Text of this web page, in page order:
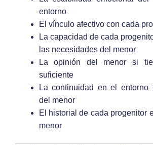
entorno
El vínculo afectivo con cada
La capacidad de cada
las necesidades del menor
La opinión del menor si
suficiente
La continuidad en el entorno
del menor
El historial de cada progenitor
menor